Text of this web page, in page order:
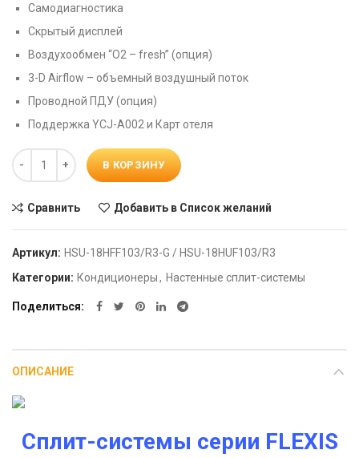
Самодиагностика
Скрытый дисплей
Воздухообмен “О2 – fresh” (опция)
3-D Airflow – объемный воздушный поток
Проводной ПДУ (опция)
Поддержка YCJ-A002 и Карт отеля
Количество
В КОРЗИНУ
Сравнить Добавить в Список желаний
Артикул: HSU-18HFF103/R3-G / HSU-18HUF103/R3
Категории: Кондиционеры, Настенные сплит-системы
Поделиться
ОПИСАНИЕ
Сплит-системы серии FLEXIS